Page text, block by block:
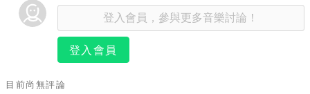
登入會員
目前尚無評論